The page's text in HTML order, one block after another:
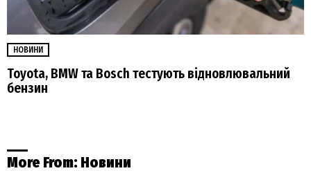
НОВИНИ
Toyota, BMW та Bosch тестують відновлювальний
бензин
More From: Новини